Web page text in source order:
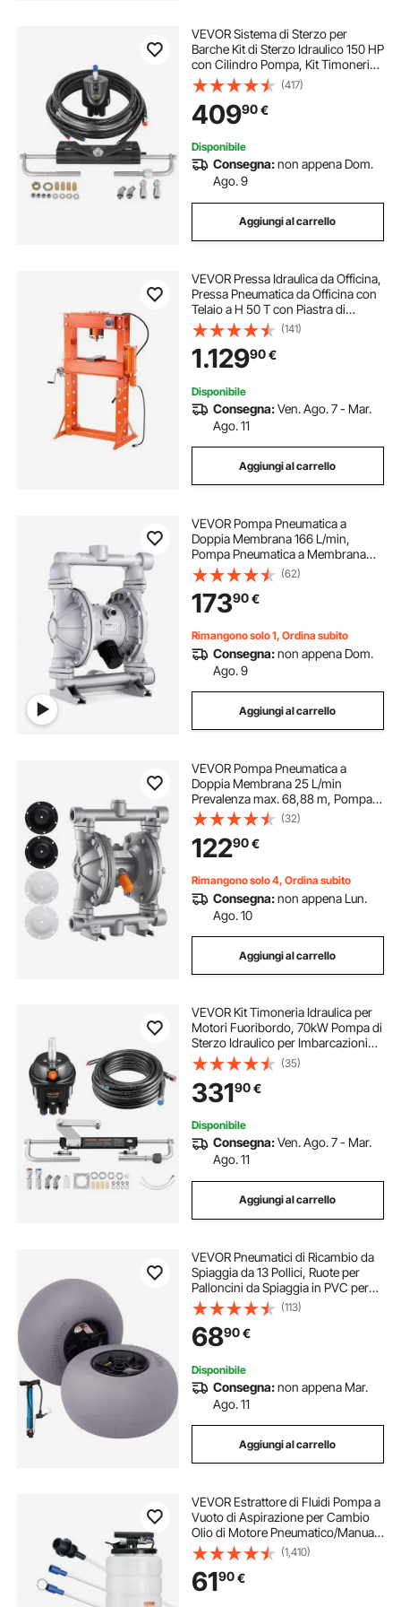
VEVOR Sistema di Sterzo per
Barche Kit di Sterzo Idraulico 150 HP
con Cilindro Pompa, Kit Timoneria
Idraulica Fuoribordo in Lega di
Alluminio ad Alta Resistenza per un
Massimo di 150 HP
(417)
40990€
Disponibile
Consegna:non appena Dom.
Ago. 9
Aggiungi al carrello
VEVOR Pressa Idraulica da Officina,
Pressa Pneumatica da Officina con
Telaio a H 50 T con Piastra di
Pressatura Supporto Triangolare,
Pressa Idraulica Stabile Regolabile
per Pavimenti da Garage
(141)
1.12990€
Disponibile
Consegna:Ven. Ago. 7 - Mar.
Ago. 11
Aggiungi al carrello
VEVOR Pompa Pneumatica a
Doppia Membrana 166 L/min,
Pompa Pneumatica a Membrana
per Trasferimento di Olio 7,9 bar,
Lega di Alluminio, per Petrolio,
Gasolio, Fluidi a Bassa Viscosità
(62)
17390€
Rimangono solo 1, Ordina subito
Consegna:non appena Dom.
Ago. 9
Aggiungi al carrello
VEVOR Pompa Pneumatica a
Doppia Membrana 25 L/min
Prevalenza max. 68,88 m, Pompa
Pneumatica per Trasferimento di
Olio max. 100 PSI, Lega di Alluminio,
per Gasolio, Cherosene
(32)
12290€
Rimangono solo 4, Ordina subito
Consegna:non appena Lun.
Ago. 10
Aggiungi al carrello
VEVOR Kit Timoneria Idraulica per
Motori Fuoribordo, 70kW Pompa di
Sterzo Idraulico per Imbarcazioni
1000 PSI 5 Giri da Blocco Corsa 200
mm, Sistema per Sterzo Idraulico
con Tubi Flessibili per Barche
(35)
33190€
Disponibile
Consegna:Ven. Ago. 7 - Mar.
Ago. 11
Aggiungi al carrello
VEVOR Pneumatici di Ricambio da
Spiaggia da 13 Pollici, Ruote per
Palloncini da Spiaggia in PVC per
Carrello per Kayak e da Sabbia,
Pneumatici di Ricambio per la
Spiaggia, Pneumatici Gonfiabili
(113)
6890€
Disponibile
Consegna:non appena Mar.
Ago. 11
Aggiungi al carrello
VEVOR Estrattore di Fluidi Pompa a
Vuoto di Aspirazione per Cambio
Olio di Motore Pneumatico/Manuale
Capienza max. 15L, Estrattore per
Cambio Olio Pompa a Vuoto Kit
Evacuazione a Vuoto dei Fluidi Auto
(1,410)
6190€